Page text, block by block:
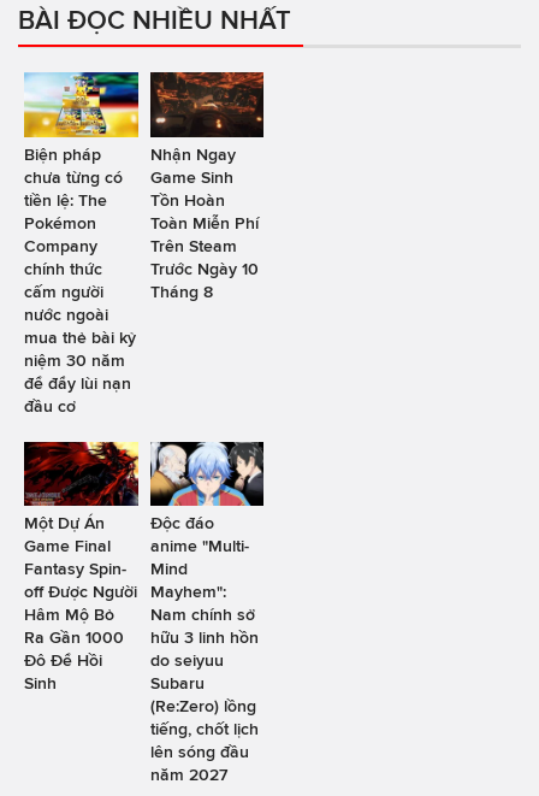
BÀI ĐỌC NHIỀU NHẤT
Biện pháp
chưa từng có
tiền lệ: The
Pokémon
Company
chính thức
cấm người
nước ngoài
mua thẻ bài kỷ
niệm 30 năm
để đẩy lùi nạn
đầu cơ
Nhận Ngay
Game Sinh
Tồn Hoàn
Toàn Miễn Phí
Trên Steam
Trước Ngày 10
Tháng 8
Một Dự Án
Game Final
Fantasy Spin-
off Được Người
Hâm Mộ Bỏ
Ra Gần 1000
Đô Để Hồi
Sinh
Độc đáo
anime "Multi-
Mind
Mayhem":
Nam chính sở
hữu 3 linh hồn
do seiyuu
Subaru
(Re:Zero) lồng
tiếng, chốt lịch
lên sóng đầu
năm 2027